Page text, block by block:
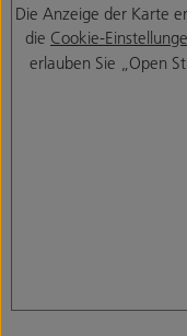
Die Anzeige der Karte
die Cookie-
erlauben Sie „Open